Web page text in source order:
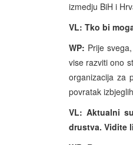
izmedju BiH i
VL: Tko bi
WP: Prije
vise razviti ono
organizacija za
povratak
VL: Aktualni
drustva. Vidite